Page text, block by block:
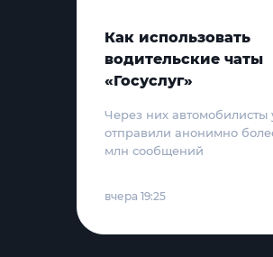
Как использовать
водительские чаты
«Госуслуг»
Через них автомобилисты
отправили анонимно
млн сообщений
вчера 19:25